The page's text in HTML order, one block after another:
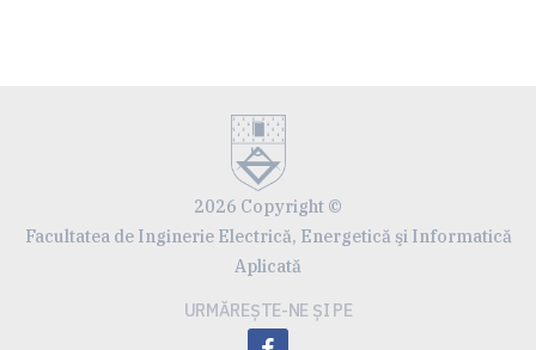
2026 Copyright ©
Facultatea de Inginerie Electrică, Energetică şi Informatică
Aplicată
URMĂREȘTE-NE ȘI PE
facebook